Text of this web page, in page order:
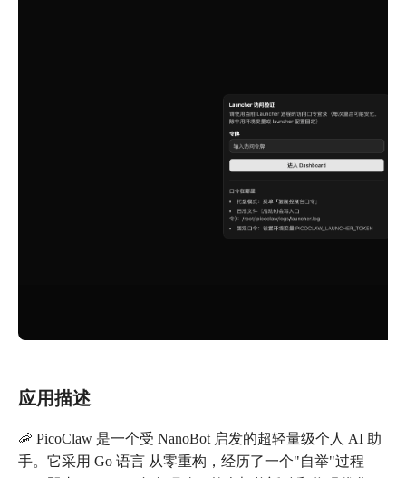
应用描述
🦐 PicoClaw 是一个受 NanoBot 启发的超轻量级个人 AI 助
手。它采用 Go 语言 从零重构，经历了一个"自举"过程